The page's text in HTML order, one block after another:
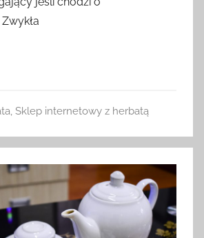
, Sklep internetowy z herbatą